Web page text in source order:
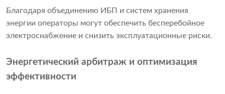
Благодаря объединению ИБП и систем хранения
энергии операторы могут обеспечить бесперебойное
электроснабжение и снизить эксплуатационные риски.
Энергетический арбитраж и оптимизация
эффективности